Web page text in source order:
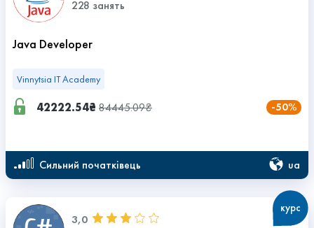
228 занять
Java Developer
Vinnytsia IT Academy
42222.54₴ 84445.09₴ -50%
сильний початківець ua
курс
3,0